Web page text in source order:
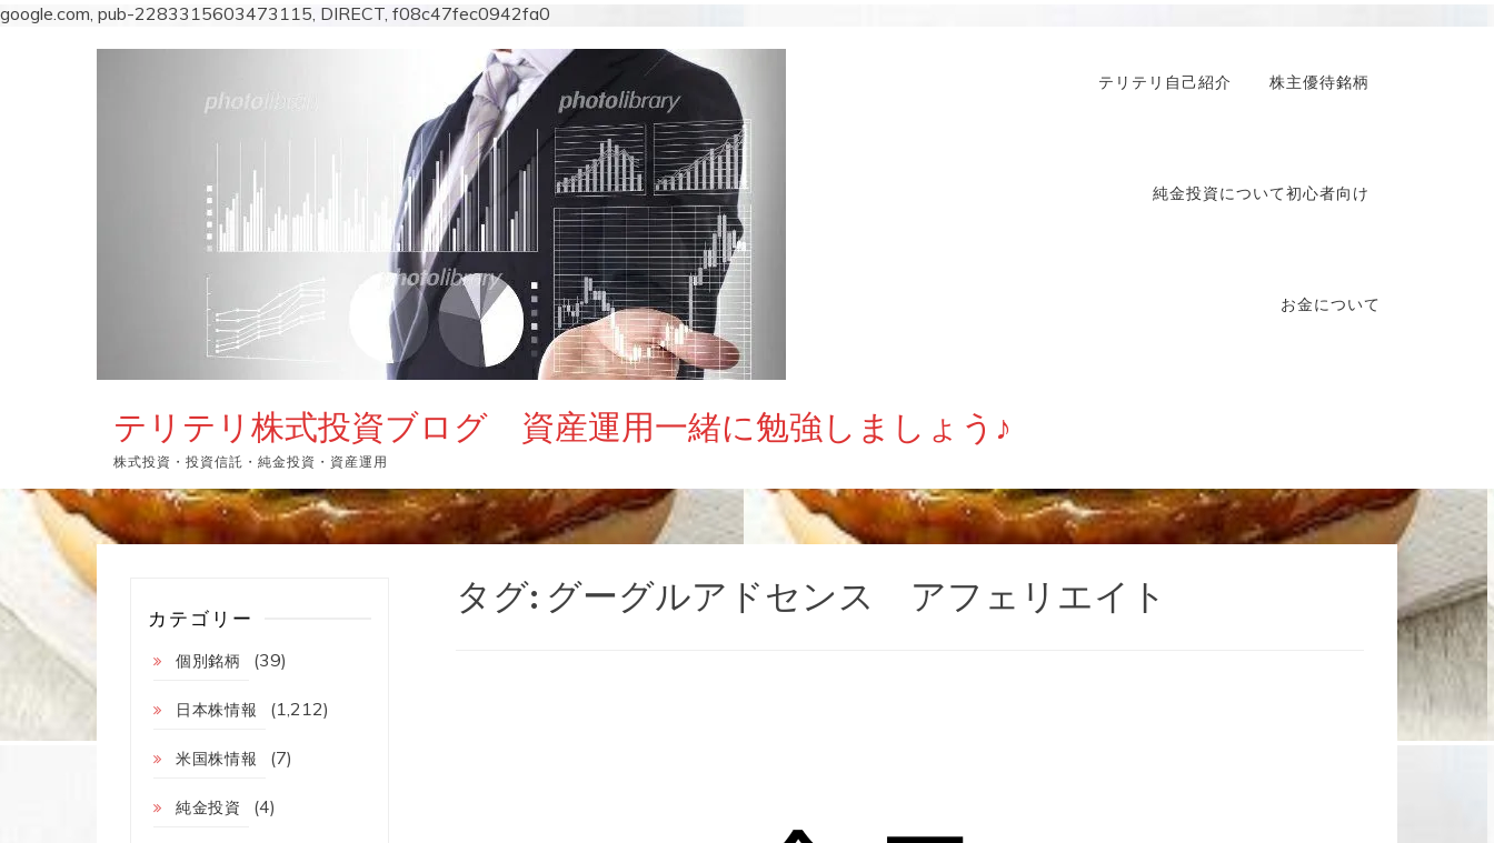
google.com, pub-2283315603473115, DIRECT, f08c47fec0942fa0
テリテリ株式投資ブログ 資産運用一緒に勉強しましょう♪
株式投資・投資信託・純金投資・資産運用
テリテリ自己紹介 株主優待銘柄
純金投資について初心者向け
お金について
タグ: グーグルアドセンス アフェリエイト
カテゴリー
個別銘柄 (39)
日本株情報 (1,212)
米国株情報 (7)
純金投資 (4)